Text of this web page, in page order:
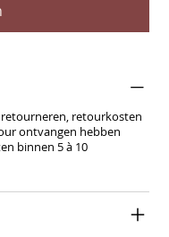
retourkosten
ontvangen hebben
binnen 5 à 10